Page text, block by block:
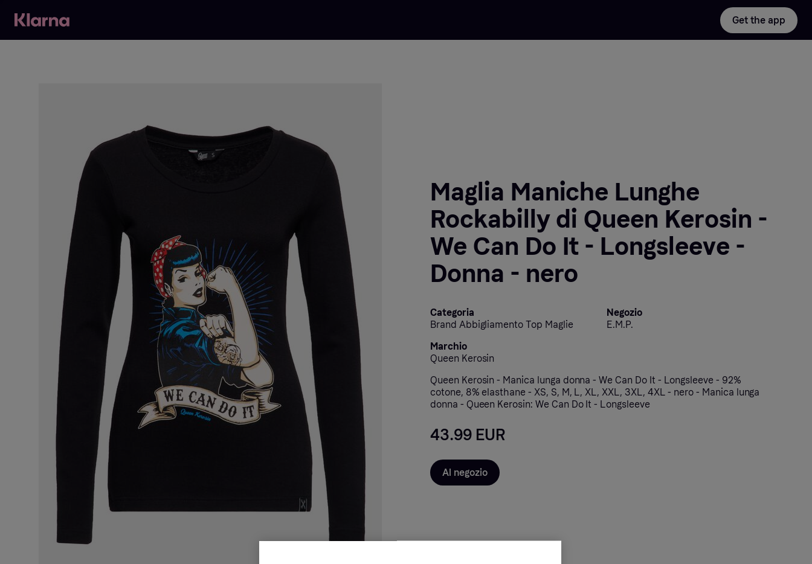
Get the app
Maglia Maniche Lunghe
Rockabilly di Queen Kerosin -
We Can Do It - Longsleeve -
Donna - nero
Categoria
Brand Abbigliamento Top Maglie
Negozio
E.M.P.
Marchio
Queen Kerosin
Queen Kerosin - Manica lunga donna - We Can Do It - Longsleeve - 92%
cotone, 8% elasthane - XS, S, M, L, XL, XXL, 3XL, 4XL - nero - Manica lunga
donna - Queen Kerosin: We Can Do It - Longsleeve
43.99 EUR
Al negozio